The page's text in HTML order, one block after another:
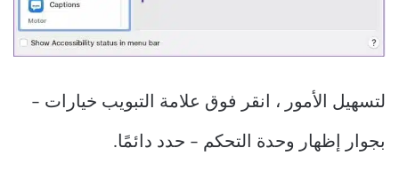
لتسهيل الأمور ، انقر فوق علامة التبويب خيارات –
بجوار إظهار وحدة التحكم – حدد دائمًا.